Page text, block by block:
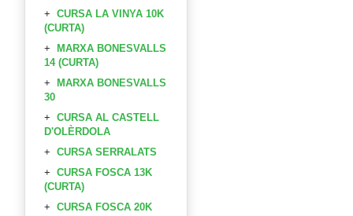
CURSA LA VINYA 10K
(CURTA)
MARXA BONESVALLS
14 (CURTA)
MARXA BONESVALLS
30
CURSA AL CASTELL
D'OLÈRDOLA
CURSA SERRALATS
CURSA FOSCA 13K
(CURTA)
CURSA FOSCA 20K